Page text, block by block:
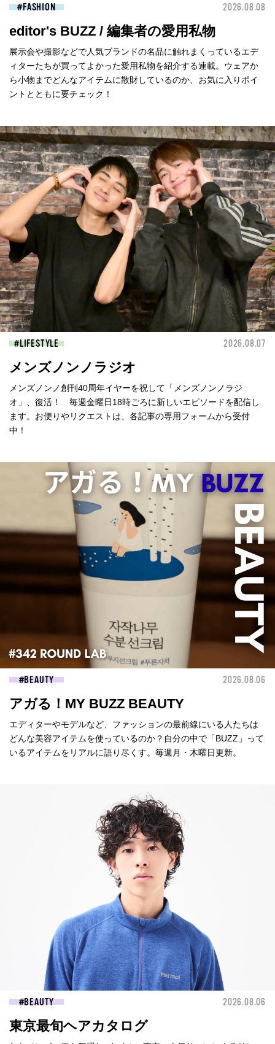
FASHION 2026.08.08
editor's BUZZ / 編集者の愛用私物
展示会や撮影などで人気ブランドの名品に触れまくっているエデ
ィターたちが買ってよかった愛用私物を紹介する連載。ウェアか
ら小物までどんなアイテムに散財しているのか、お気に入りポイ
ントとともに要チェック！
LIFESTYLE 2026.08.07
メンズノンノラジオ
メンズノンノ創刊40周年イヤーを祝して「メンズノンノラジ
オ」、復活！ 毎週金曜日18時ごろに新しいエピソードを配信し
ます。お便りやリクエストは、各記事の専用フォームから受付
中！
BEAUTY 2026.08.06
アガる！MY BUZZ BEAUTY
エディターやモデルなど、ファッションの最前線にいる人たちは
どんな美容アイテムを使っているのか？自分の中で「BUZZ」って
いるアイテムをリアルに語り尽くす。毎週月・木曜日更新。
BEAUTY 2026.08.06
東京最旬ヘアカタログ